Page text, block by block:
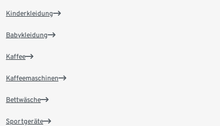
Kinderkleidung
Babykleidung
Kaffee
Kaffeemaschinen
Bettwäsche
Sportgeräte